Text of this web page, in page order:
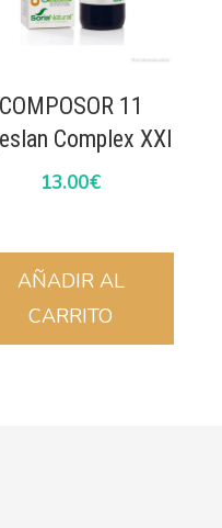
COMPOSOR 11
Complex XXI
13.00€
AÑADIR AL
CARRITO